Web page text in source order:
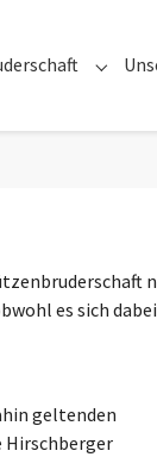
es sich
geltenden
Hirschberger